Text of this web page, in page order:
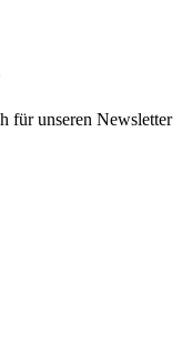
für unseren Newsletter